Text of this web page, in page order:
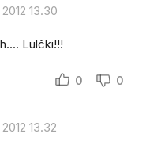
13.30
Lulčki!!!
0 0
13.32